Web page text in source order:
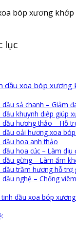
lục
dầu xoa bóp xương
dầu sả chanh – Giảm
dầu khuynh diệp giúp
dầu hương thảo – Hỗ
dầu oải hương xoa
dầu hoa anh thảo
dầu hoa cúc – Làm dịu
dầu gừng – Làm ấm
dầu trầm hương hỗ trợ
dầu nghệ – Chống
tinh dầu xoa bóp